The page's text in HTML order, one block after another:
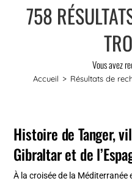
758
Vous avez
Accueil > Résultats de
Histoire de Tanger,
Gibraltar et de
À la croisée de la Méditerranée